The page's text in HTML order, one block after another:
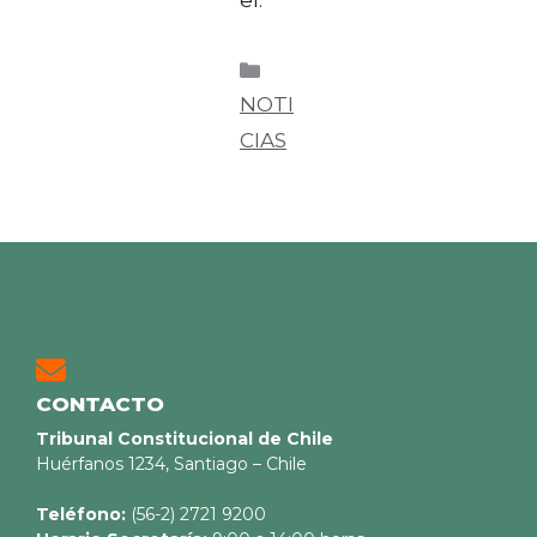
NOTI
CIAS
CONTACTO
Tribunal Constitucional de Chile
Huérfanos 1234, Santiago – Chile
Teléfono: (56-2) 2721 9200